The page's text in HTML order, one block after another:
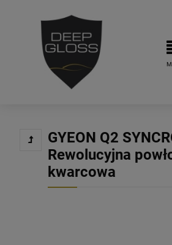
GYEON Q2
Rewolucyjna
kwarcowa